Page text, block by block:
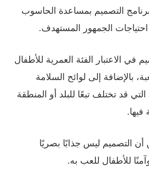
برنامج التصميم بمساعدة الحاسوب
الجمهور المستهدف.
في الاعتبار الفئة العمرية للأطفال
بالإضافة إلى لوائح السلامة
قد تختلف تبعًا للبلد أو المنطقة
فيها.
أن التصميم ليس جذابًا بصريًا
للأطفال للعب به.